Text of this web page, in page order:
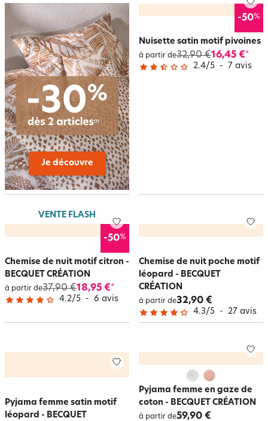
-50%
Nuisette satin motif pivoines
à partir de32,90 €16,45 €*
2.4/5 - 7 avis
VENTE FLASH
-50%
Chemise de nuit motif citron -
BECQUET CRÉATION
à partir de37,90 €18,95 €*
4.2/5 - 6 avis
Chemise de nuit poche motif
léopard - BECQUET
CRÉATION
à partir de32,90 €
4.3/5 - 27 avis
Pyjama femme satin motif
léopard - BECQUET
Pyjama femme en gaze de
coton - BECQUET CRÉATION
à partir de59,90 €
Je découvre